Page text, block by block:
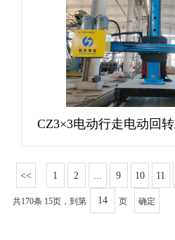
CZ3×3电动行走电动回
1 2 9 10 11
共170条 15页，到第 页 确定